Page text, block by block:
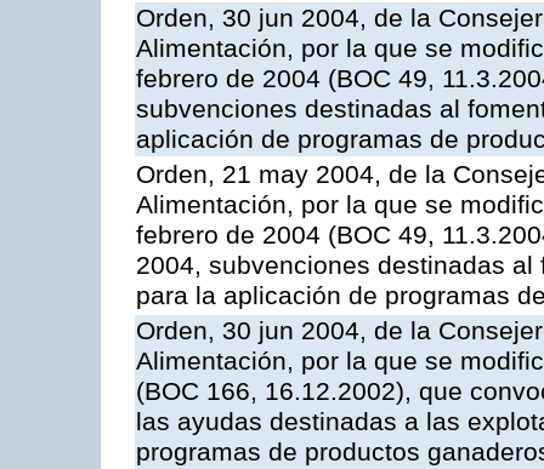
Orden, 30 jun 2004, de la
Alimentación, por la que se
febrero de 2004 (BOC 49,
subvenciones destinadas al
aplicación de programas de
Orden, 21 may 2004, de la
Alimentación, por la que se
febrero de 2004 (BOC 49,
2004, subvenciones destinadas
para la aplicación de programas
Orden, 30 jun 2004, de la
Alimentación, por la que se
(BOC 166, 16.12.2002), que
las ayudas destinadas a las
programas de productos